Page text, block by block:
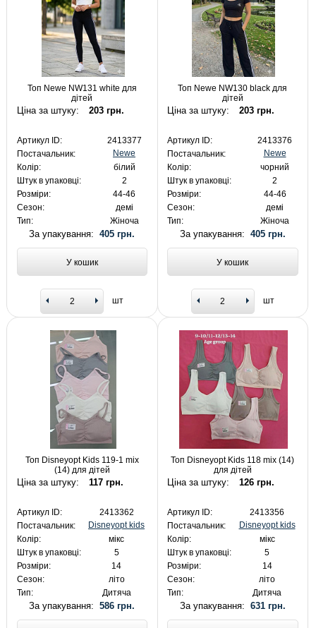
Топ Newe NW131 white для
дітей
Ціна за штуку: 203 грн.
Артикул ID:
2413377
Постачальник:
Newe
Колір:
білий
Штук в упаковці:
2
Розміри:
44-46
Сезон:
демі
Тип:
Жіноча
За упакування:405 грн.
У кошик
шт
Топ Newe NW130 black для
дітей
Ціна за штуку: 203 грн.
Артикул ID:
2413376
Постачальник:
Newe
Колір:
чорний
Штук в упаковці:
2
Розміри:
44-46
Сезон:
демі
Тип:
Жіноча
За упакування: 405 грн.
У кошик
шт
Топ Disneyopt Kids 119-1 mix
(14) для дітей
Ціна за штуку: 117 грн.
Артикул ID:
2413362
Постачальник:
Disneyopt kids
Колір:
мікс
Штук в упаковці:
5
Розміри:
14
Сезон:
літо
Тип:
Дитяча
За упакування:586 грн.
Топ Disneyopt Kids 118 mix (14)
для дітей
Ціна за штуку: 126 грн.
Артикул ID:
2413356
Постачальник:
Disneyopt kids
Колір:
мікс
Штук в упаковці:
5
Розміри:
14
Сезон:
літо
Тип:
Дитяча
За упакування: 631 грн.